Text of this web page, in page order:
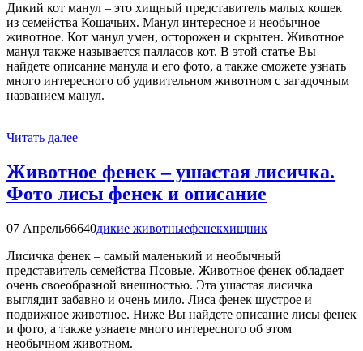
Дикий кот манул – это хищный представитель малых кошек
из семейства Кошачьих. Манул интересное и необычное
животное. Кот манул умен, осторожен и скрытен. Животное
манул также называется палласов кот. В этой статье Вы
найдете описание манула и его фото, а также сможете узнать
много интересного об удивительном животном с загадочным
названием манул.
Читать далее
Животное фенек – ушастая лисичка.
Фото лисы фенек и описание
07 Апрель66640дикие животныефенекхищник
Лисичка фенек – самый маленький и необычный
представитель семейства Псовые. Животное фенек обладает
очень своеобразной внешностью. Эта ушастая лисичка
выглядит забавно и очень мило. Лиса фенек шустрое и
подвижное животное. Ниже Вы найдете описание лисы фенек
и фото, а также узнаете много интересного об этом
необычном животном.